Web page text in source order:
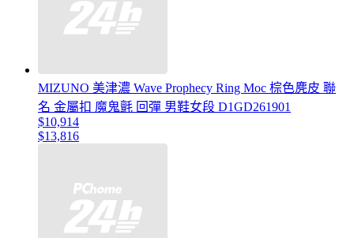
MIZUNO 美津濃 Wave Prophecy Ring Moc 棕色麂皮 聯
名 金屬扣 魔鬼氈 回彈 男鞋女段 D1GD261901
$10,914
$13,816